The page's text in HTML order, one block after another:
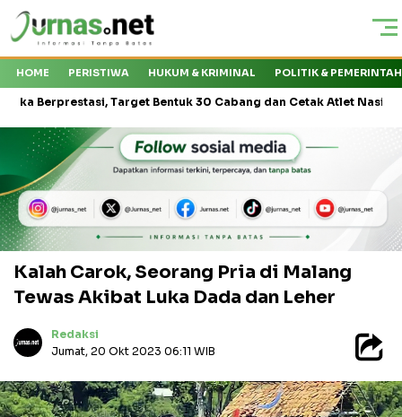
HOME PERISTIWA HUKUM & KRIMINAL POLITIK &
Target Bentuk 30 Cabang dan Cetak Atlet Nasional
Kalah Carok, Seorang Pria di Malang
Tewas Akibat Luka Dada dan Leher
Redaksi
Jumat, 20 Okt 2023 06:11 WIB